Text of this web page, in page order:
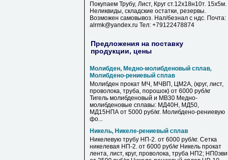
Покупаем Трубу, Лист, Круг ст.12х18н10т. 15х5м.
Неликвиды, складские остатки, резервы.
Возможен самовывоз. Нал/безнал с ндс. Почта:
alrmk@yandex.ru Тел: +79122478874
Предложения на поставку
продукции, цены
Молибден, Медно-молибденовый сплав,
Молибдено-рениевый сплав
Молибден прокат МЧ, МЧВП, ЦМ2А, (круг, лист,
проволока, труба, порошок) от 6000 руб/кг
Тигель молибденовый и МВ30 Медно-
молибденовые сплавы: МД40Н, МД50,
МД15НПА от 5000 руб/кг. Молибдено-рениевую
фо...
Никель, Никеле-рениевый сплав
Никелевую трубу НП-2. от 6000 руб/кг. Сетка
никелевая НП-2. от 6000 руб/кг Никель прокат
лента, лист, круг, проволока, труба НП2; НП0эви